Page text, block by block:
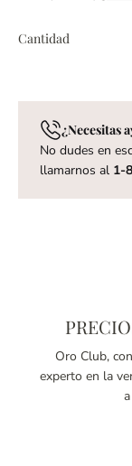
Cantidad
¿Necesitas
No dudes en
llamarnos al 1-
Oro Club,
experto en la